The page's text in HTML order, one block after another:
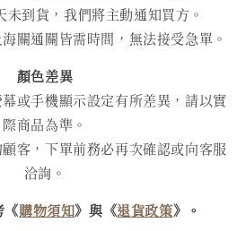
到貨，我們將主動通知買方。
關通關皆需時間，無法接受急單。
顏色差異
或手機顯示設定有所差異，請以實
際商品為準。
客，下單前務必再次確認或向客服
洽詢。
《購物須知》與《退貨政策》。